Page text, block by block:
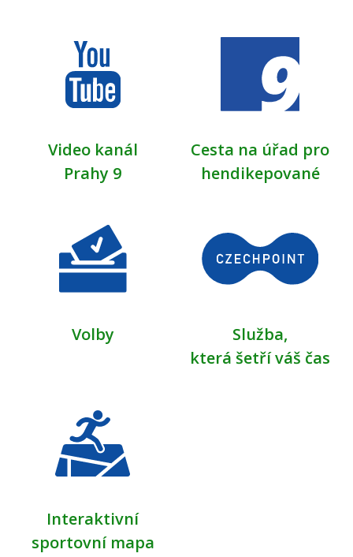
Video kanál
Prahy 9
Cesta na úřad pro
hendikepované
Volby
Služba,
která šetří váš čas
Interaktivní
sportovní mapa